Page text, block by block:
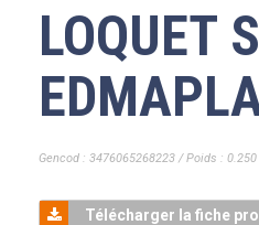
LOQUET
Gencod : 3476065268223 / Poids : 0.250
Télécharger la fiche